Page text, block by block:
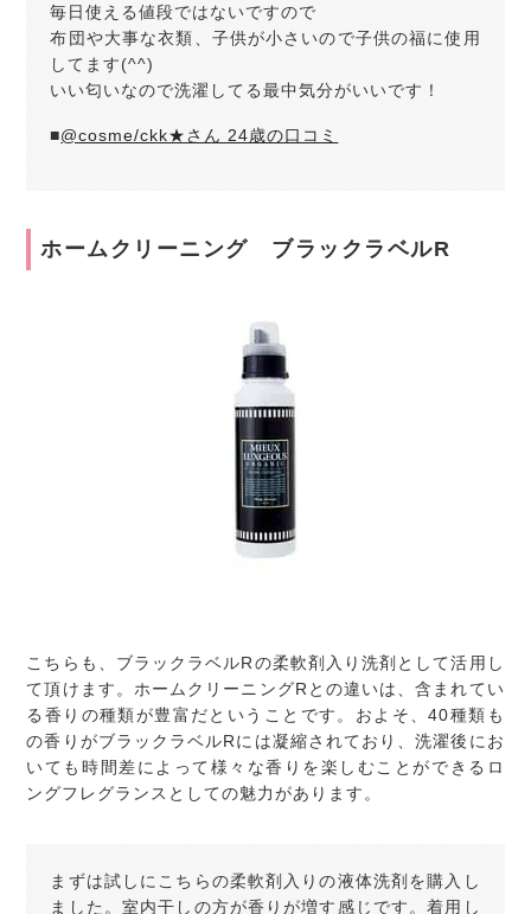
毎日使える値段ではないですので
布団や大事な衣類、子供が小さいので子供の福に使用
してます(^^)
いい匂いなので洗濯してる最中気分がいいです！
■@cosme/ckk★さん 24歳の口コミ
ホームクリーニング ブラックラベルR
こちらも、ブラックラベルRの柔軟剤入り洗剤として活用し
て頂けます。ホームクリーニングRとの違いは、含まれてい
る香りの種類が豊富だということです。およそ、40種類も
の香りがブラックラベルRには凝縮されており、洗濯後にお
いても時間差によって様々な香りを楽しむことができるロ
ングフレグランスとしての魅力があります。
まずは試しにこちらの柔軟剤入りの液体洗剤を購入し
ました。室内干しの方が香りが増す感じです。着用し